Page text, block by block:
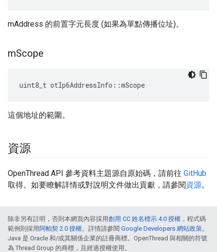
mAddress 的前置字元長度 (如果為單點傳播位址)。
mScope
uint8_t otIp6AddressInfo ::mScope
這個地址的範圍。
資源
OpenThread API 參考資料主題源自原始碼，請前往 GitHub
取得。如要瞭解詳情或對說明文件做出貢獻，請參閱資源。
除非另有註明，否則本網頁內容採用創用 CC 姓名標示 4.0 授權 ，程式碼
範例則採用 阿帕契 2.0 授權。詳情請參閱 Google Developers 網站政策。
Java 是 Oracle 和/或其關係企業的註冊商標。OpenThread 與相關的符號
為 Thread Group 的商標，且經過授權使用。